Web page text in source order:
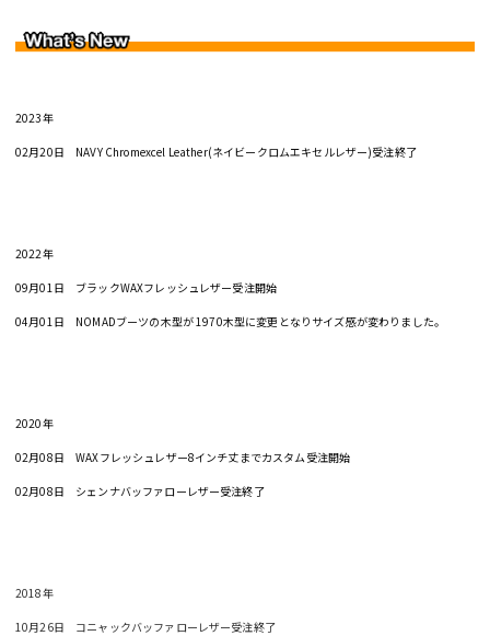
2023年
02月20日 NAVY Chromexcel Leather(ネイビークロムエキセルレザー)受注終了
2022年
09月01日 ブラックWAXフレッシュレザー受注開始
04月01日 NOMADブーツの木型が 1970木型に変更となりサイズ感が変わりました。
2020年
02月08日 WAXフレッシュレザー8インチ丈までカスタム受注開始
02月08日 シェンナバッファローレザー受注終了
2018年
10月26日 コニャックバッファローレザー受注終了